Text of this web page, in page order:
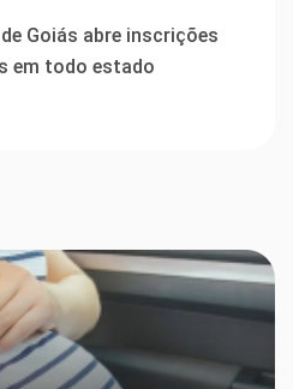
Goiás abre inscrições
em todo estado